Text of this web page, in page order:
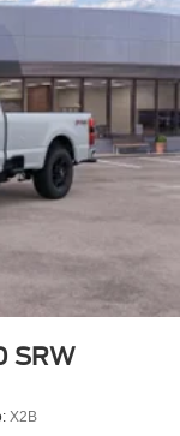
SRW
X2B